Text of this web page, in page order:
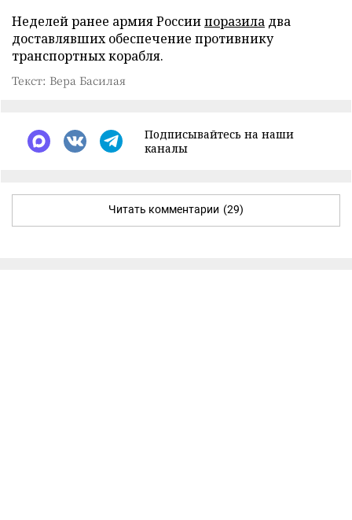
Неделей ранее армия Россиипоразила два
доставлявших обеспечение противнику
транспортных корабля.
Текст: Вера Басилая
Подписывайтесь на наши
каналы
Читать комментарии (29)